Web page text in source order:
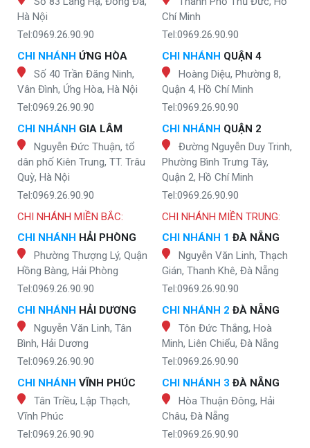
Hà Nội
Tel:0969.26.90.90
CHI NHÁNH ỨNG HÒA
Số 40 Trần Đăng Ninh,
Vân Đình, Ứng Hòa, Hà Nội
Tel:0969.26.90.90
CHI NHÁNH GIA LÂM
Nguyễn Đức Thuận, tổ
dân phố Kiên Trung, TT. Trâu
Quỳ, Hà Nội
Tel:0969.26.90.90
Chí Minh
Tel:0969.26.90.90
CHI NHÁNH QUẬN 4
Hoàng Diệu, Phường 8,
Quận 4, Hồ Chí Minh
Tel:0969.26.90.90
CHI NHÁNH QUẬN 2
Đường Nguyễn Duy Trinh,
Phường Bình Trưng Tây,
Quận 2, Hồ Chí Minh
Tel:0969.26.90.90
CHI NHÁNH MIỀN BẮC:
CHI NHÁNH HẢI PHÒNG
Phường Thượng Lý, Quận
Hồng Bàng, Hải Phòng
Tel:0969.26.90.90
CHI NHÁNH HẢI DƯƠNG
Nguyễn Văn Linh, Tân
Bình, Hải Dương
Tel:0969.26.90.90
CHI NHÁNH VĨNH PHÚC
Tân Triều, Lập Thạch,
Vĩnh Phúc
Tel:0969.26.90.90
CHI NHÁNH MIỀN TRUNG:
CHI NHÁNH 1 ĐÀ NẴNG
Nguyễn Văn Linh, Thạch
Gián, Thanh Khê, Đà Nẵng
Tel:0969.26.90.90
CHI NHÁNH 2 ĐÀ NẴNG
Tôn Đức Thắng, Hoà
Minh, Liên Chiểu, Đà Nẵng
Tel:0969.26.90.90
CHI NHÁNH 3 ĐÀ NẴNG
Hòa Thuận Đông, Hải
Châu, Đà Nẵng
Tel:0969.26.90.90